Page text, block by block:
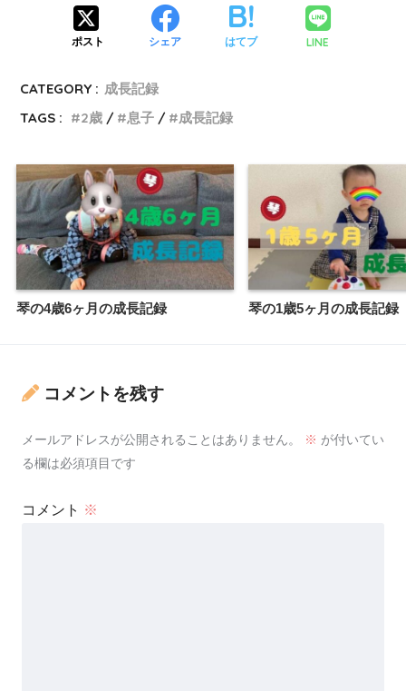
ポスト シェア はてブ LINE
CATEGORY : 成長記録
TAGS :
2歳 息子 成長記録
琴の4歳6ヶ月の成長記録 琴の1歳5ヶ月の成長記録
コメントを残す
メールアドレスが公開されることはありません。 ※ が付いてい
る欄は必須項目です
コメント ※